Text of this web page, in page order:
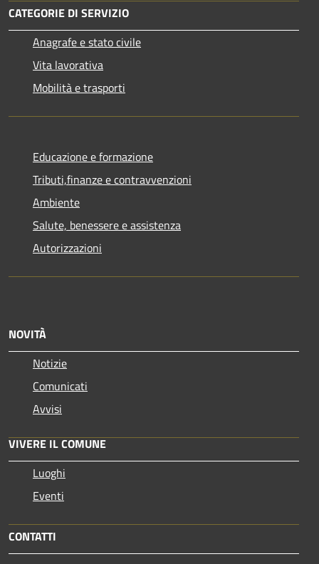
CATEGORIE DI SERVIZIO
Anagrafe e stato civile
Vita lavorativa
Mobilità e trasporti
Educazione e formazione
Tributi,finanze e contravvenzioni
Ambiente
Salute, benessere e assistenza
Autorizzazioni
NOVITÀ
Notizie
Comunicati
Avvisi
VIVERE IL COMUNE
Luoghi
Eventi
CONTATTI